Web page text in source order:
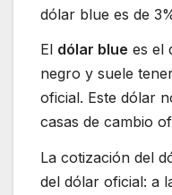
dólar blue es de
El dólar blue es el
negro y suele
oficial. Este dólar
casas de cambio
La cotización del
del dólar oficial: a